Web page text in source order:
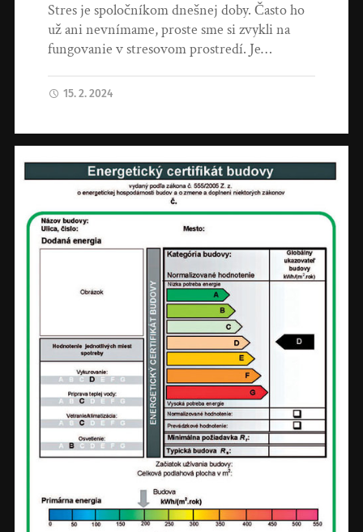
Stres je spoločníkom dnešnej doby. Často ho
už ani nevnímame, proste sme si zvykli na
fungovanie v stresovom prostredí. Je…
15. 2. 2024